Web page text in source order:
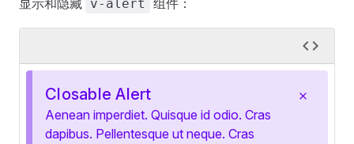
显示和隐藏 v-alert 组件：
Closable Alert
Aenean imperdiet. Quisque id odio. Cras
dapibus. Pellentesque ut neque. Cras